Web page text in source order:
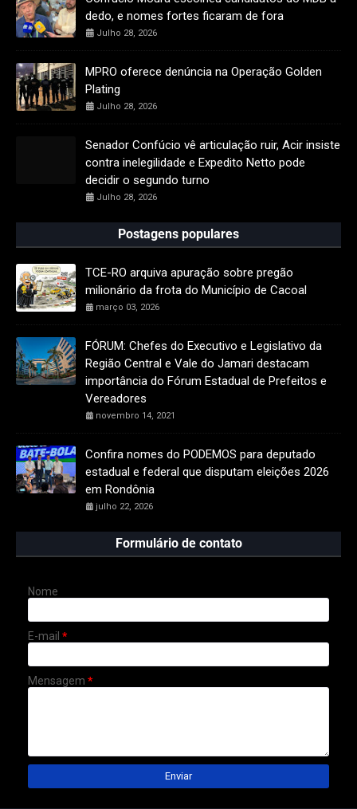
dedo, e nomes fortes ficaram de fora
Julho 28, 2026
MPRO oferece denúncia na Operação Golden
Plating
Julho 28, 2026
Senador Confúcio vê articulação ruir, Acir insiste
contra inelegilidade e Expedito Netto pode
decidir o segundo turno
Julho 28, 2026
Postagens populares
TCE-RO arquiva apuração sobre pregão
milionário da frota do Município de Cacoal
março 03, 2026
FÓRUM: Chefes do Executivo e Legislativo da
Região Central e Vale do Jamari destacam
importância do Fórum Estadual de Prefeitos e
Vereadores
novembro 14, 2021
Confira nomes do PODEMOS para deputado
estadual e federal que disputam eleições 2026
em Rondônia
julho 22, 2026
Formulário de contato
Nome
E-mail *
Mensagem *